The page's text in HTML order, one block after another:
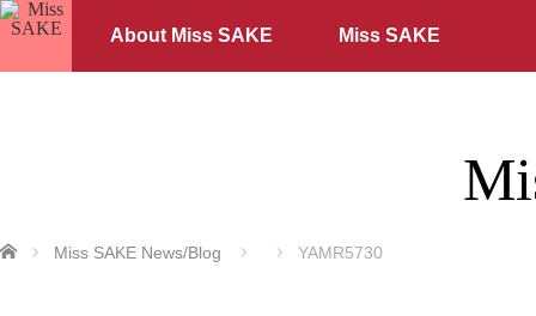
About Miss SAKE Miss SAKE
ホーム Miss SAKE News/Blog YAMR5730